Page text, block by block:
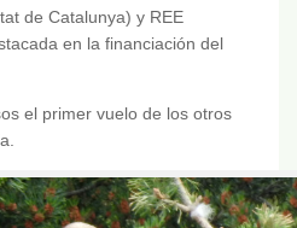
de Catalunya) y REE
en la financiación del
el primer vuelo de los otros